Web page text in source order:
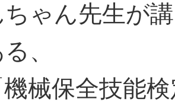
ちゃん先生が
、
械保全技能検